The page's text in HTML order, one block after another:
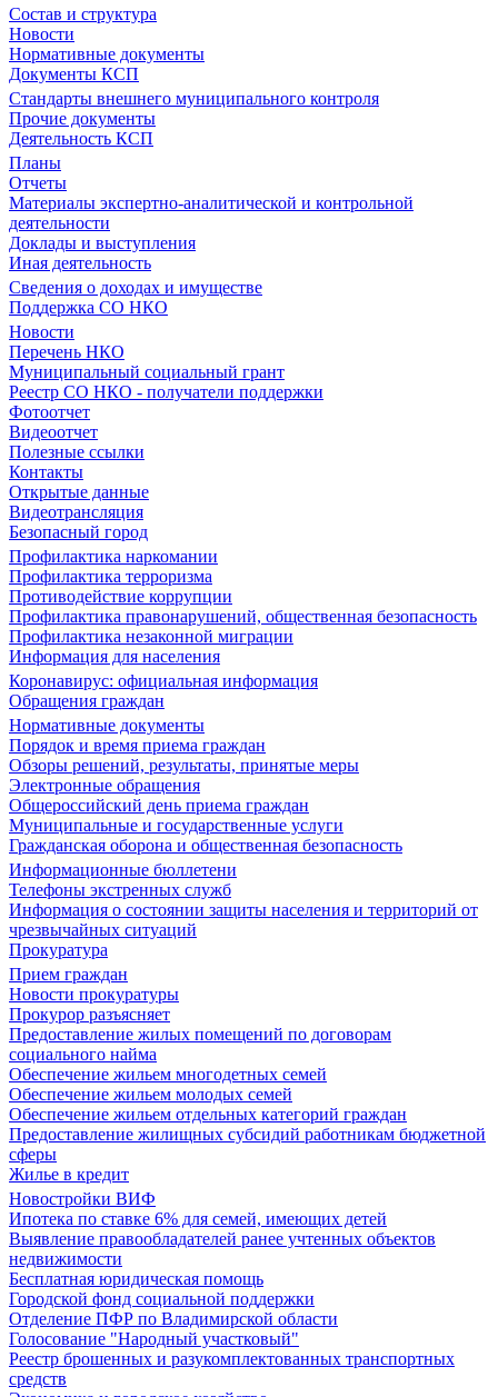
Состав и структура
Новости
Нормативные документы
Документы КСП
Стандарты внешнего муниципального контроля
Прочие документы
Деятельность КСП
Планы
Отчеты
Материалы экспертно-аналитической и контрольной
деятельности
Доклады и выступления
Иная деятельность
Сведения о доходах и имуществе
Поддержка СО НКО
Новости
Перечень НКО
Муниципальный социальный грант
Реестр СО НКО - получатели поддержки
Фотоотчет
Видеоотчет
Полезные ссылки
Контакты
Открытые данные
Видеотрансляция
Безопасный город
Профилактика наркомании
Профилактика терроризма
Противодействие коррупции
Профилактика правонарушений, общественная безопасность
Профилактика незаконной миграции
Информация для населения
Коронавирус: официальная информация
Обращения граждан
Нормативные документы
Порядок и время приема граждан
Обзоры решений, результаты, принятые меры
Электронные обращения
Общероссийский день приема граждан
Муниципальные и государственные услуги
Гражданская оборона и общественная безопасность
Информационные бюллетени
Телефоны экстренных служб
Информация о состоянии защиты населения и территорий от
чрезвычайных ситуаций
Прокуратура
Прием граждан
Новости прокуратуры
Прокурор разъясняет
Предоставление жилых помещений по договорам
социального найма
Обеспечение жильем многодетных семей
Обеспечение жильем молодых семей
Обеспечение жильем отдельных категорий граждан
Предоставление жилищных субсидий работникам бюджетной
сферы
Жилье в кредит
Новостройки ВИФ
Ипотека по ставке 6% для семей, имеющих детей
Выявление правообладателей ранее учтенных объектов
недвижимости
Бесплатная юридическая помощь
Городской фонд социальной поддержки
Отделение ПФР по Владимирской области
Голосование "Народный участковый"
Реестр брошенных и разукомплектованных транспортных
средств